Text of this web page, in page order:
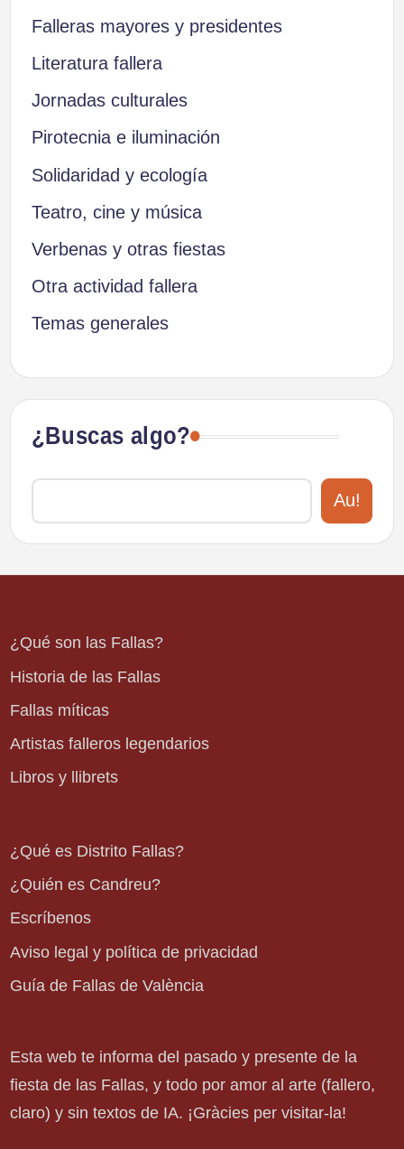
Falleras mayores y presidentes
Literatura fallera
Jornadas culturales
Pirotecnia e iluminación
Solidaridad y ecología
Teatro, cine y música
Verbenas y otras fiestas
Otra actividad fallera
Temas generales
¿Buscas algo?
Au!
¿Qué son las Fallas?
Historia de las Fallas
Fallas míticas
Artistas falleros legendarios
Libros y llibrets
¿Qué es Distrito Fallas?
¿Quién es Candreu?
Escríbenos
Aviso legal y política de privacidad
Guía de Fallas de València
Esta web te informa del pasado y presente de la
fiesta de las Fallas, y todo por amor al arte (fallero,
claro) y sin textos de IA. ¡Gràcies per visitar-la!